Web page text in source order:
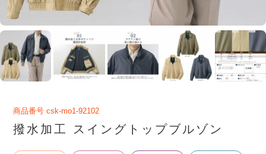
商品番号 csk-mo1-92102
撥水加工 スイングトップブルゾン